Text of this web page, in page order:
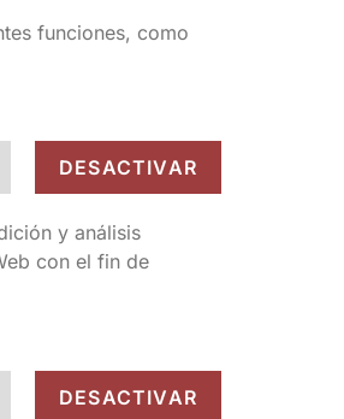
funciones, como
DESACTIVAR
y análisis
con el fin de
DESACTIVAR